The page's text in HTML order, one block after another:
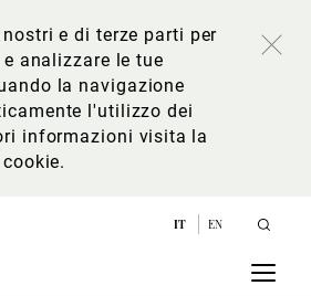
e di terze parti per
analizzare le tue
la navigazione
l'utilizzo dei
informazioni visita la
.
IT EN